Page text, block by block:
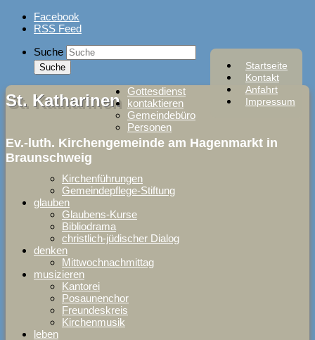
Skip
Facebook
RSS Feed
Startseite
Kontakt
Anfahrt
Impressum
Suche
St. Katharinen
Ev.-luth. Kirchengemeinde am Hagenmarkt in
Braunschweig
Gottesdienst
kontaktieren
Gemeindebüro
Personen
Kirchenführungen
Gemeindepflege-Stiftung
glauben
Glaubens-Kurse
Bibliodrama
christlich-jüdischer Dialog
denken
Mittwochnachmittag
musizieren
Kantorei
Posaunenchor
Freundeskreis
Kirchenmusik
leben